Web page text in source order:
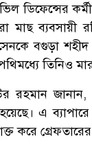
ডিফেন্সের
মাছ
বগুড়া
তিনিও
রহমান জানান,
হয়েছে। এ
করে গ্রেফতারের